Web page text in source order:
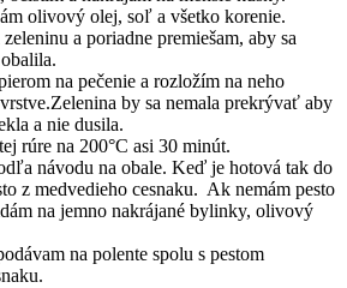
olivový olej, soľ a všetko korenie.
a poriadne premiešam, aby sa
na pečenie a rozložím na neho
by sa nemala prekrývať aby
a nie dusila.
rúre na 200°C asi 30 minút.
návodu na obale. Keď je hotová tak do
z medvedieho cesnaku. Ak nemám pesto
na jemno nakrájané bylinky, olivový
na polente spolu s pestom